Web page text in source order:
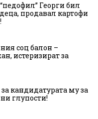
Георги бил
продавал картофи
соц балон –
истеризират за
кандидатурата му за
глупости!